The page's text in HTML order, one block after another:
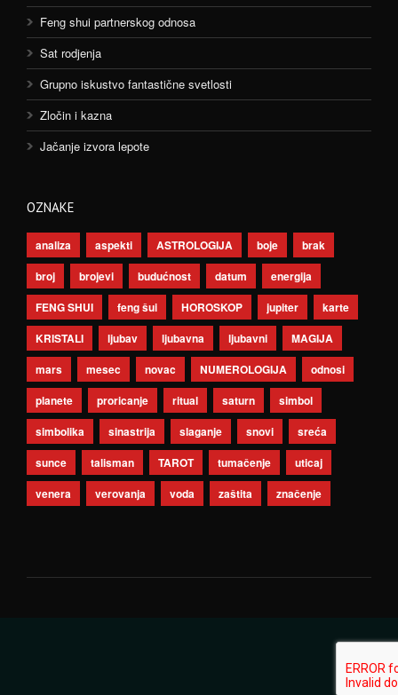
Feng shui partnerskog odnosa
Sat rodjenja
Grupno iskustvo fantastične svetlosti
Zločin i kazna
Jačanje izvora lepote
OZNAKE
analiza aspekti ASTROLOGIJA boje
brak
broj
brojevi budućnost datum
energija
FENG SHUI
feng šui HOROSKOP jupiter
karte
KRISTALI
ljubav ljubavna ljubavni
MAGIJA
mars
mesec novac NUMEROLOGIJA
odnosi
planete
proricanje ritual saturn
simbol
simbolika
sinastrija slaganje snovi
sreća
sunce
talisman TAROT tumačenje
uticaj
venera
verovanja voda zaštita značenje